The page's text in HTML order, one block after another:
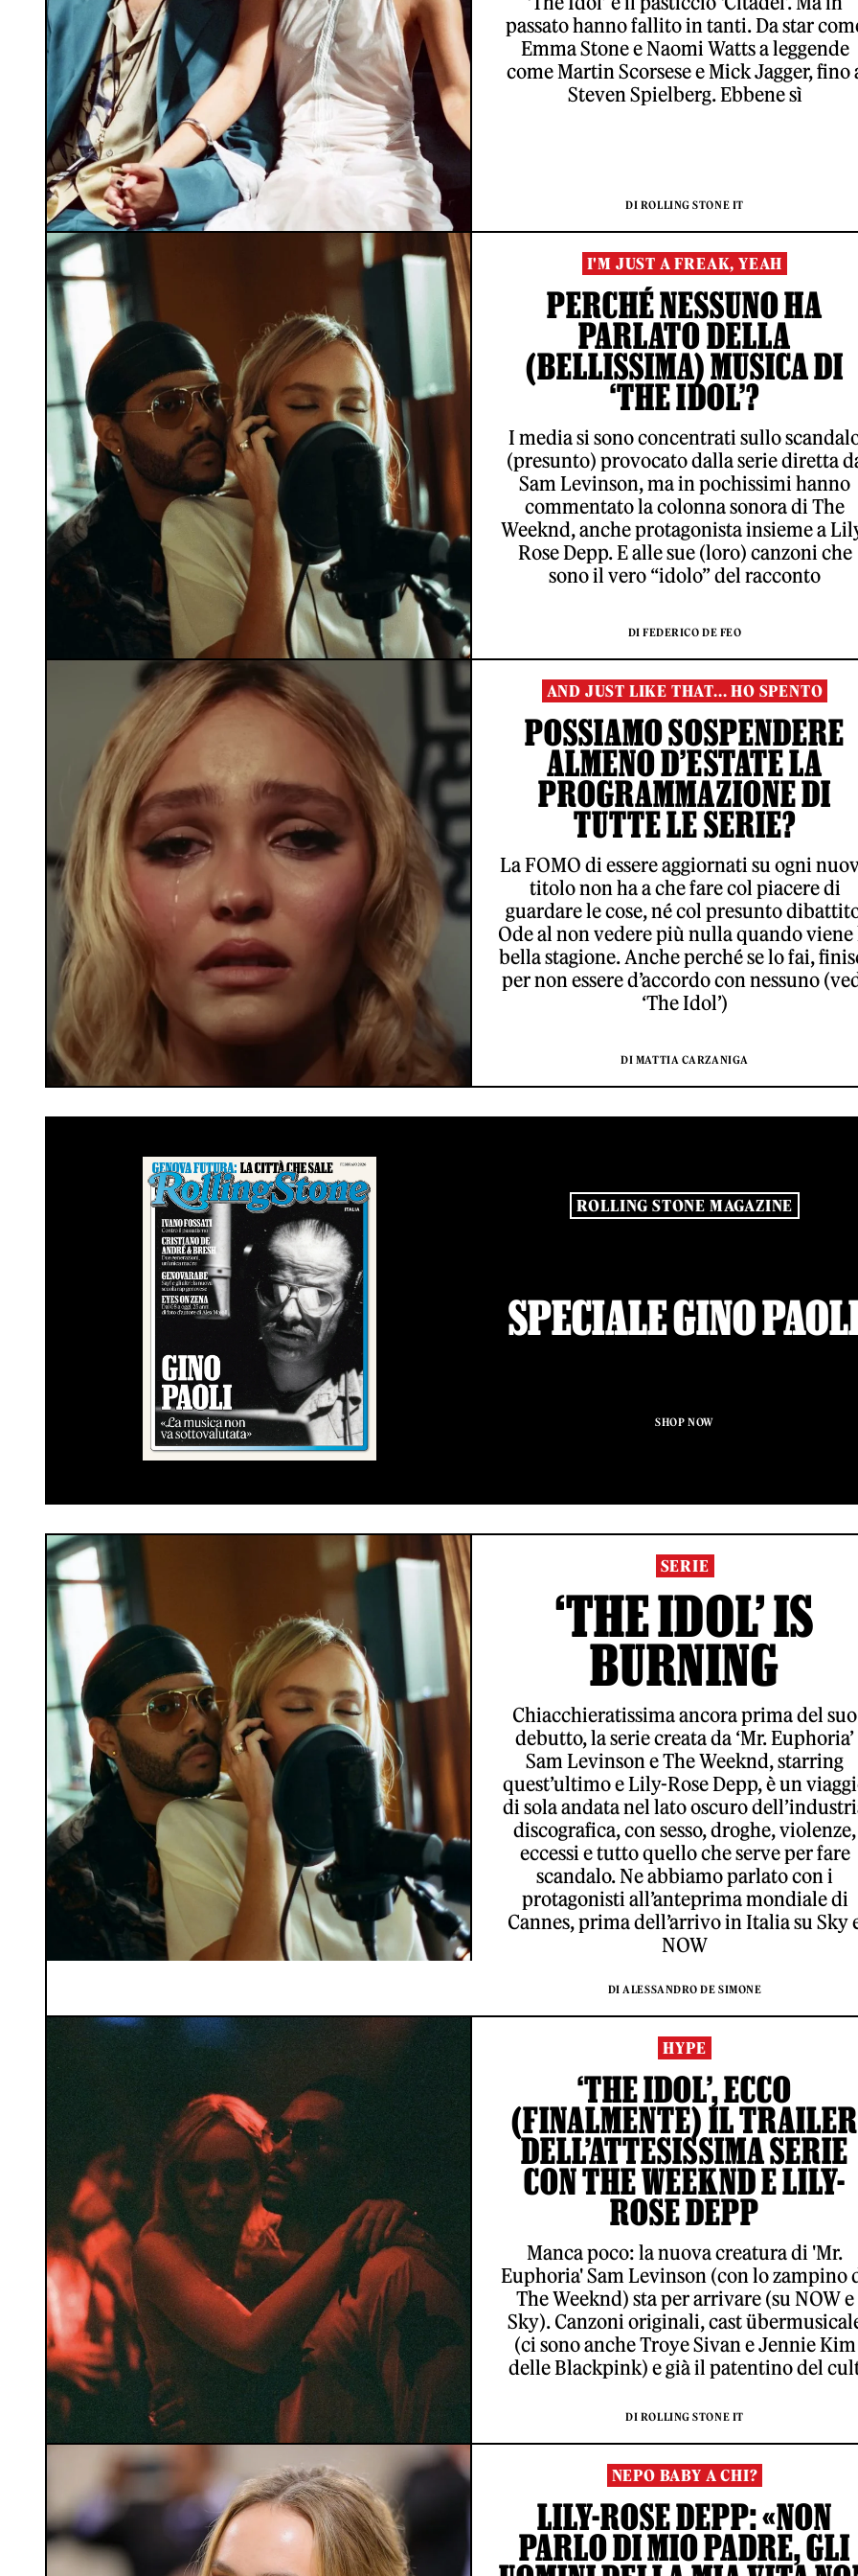
passato hanno fallito in tanti. Da star
Emma Stone e Naomi Watts a leggende
come Martin Scorsese e Mick Jagger, fino
Steven Spielberg. Ebbene sì
DI ROLLING STONE IT
I'M JUST A FREAK, YEAH
PERCHÉ NESSUNO HA
PARLATO DELLA
(BELLISSIMA) MUSICA DI
‘THE IDOL’?
I media si sono concentrati sullo
(presunto) provocato dalla serie diretta
Sam Levinson, ma in pochissimi hanno
commentato la colonna sonora di The
Weeknd, anche protagonista insieme a
Rose Depp. E alle sue (loro) canzoni che
sono il vero “idolo” del racconto
DI FEDERICO DE FEO
AND JUST LIKE THAT... HO SPENTO
POSSIAMO SOSPENDERE
ALMENO D’ESTATE LA
PROGRAMMAZIONE DI
TUTTE LE SERIE?
La FOMO di essere aggiornati su ogni
titolo non ha a che fare col piacere di
guardare le cose, né col presunto
Ode al non vedere più nulla quando viene
bella stagione. Anche perché se lo fai,
per non essere d’accordo con nessuno
‘The Idol’)
DI MATTIA CARZANIGA
ROLLING STONE MAGAZINE
SPECIALE GINO
SHOP NOW
SERIE
‘THE IDOL’ IS
BURNING
Chiacchieratissima ancora prima del suo
debutto, la serie creata da ‘Mr. Euphoria’
Sam Levinson e The Weeknd, starring
quest’ultimo e Lily-Rose Depp, è un
di sola andata nel lato oscuro
discografica, con sesso, droghe, violenze,
eccessi e tutto quello che serve per fare
scandalo. Ne abbiamo parlato con i
protagonisti all’anteprima mondiale di
Cannes, prima dell’arrivo in Italia su Sky
NOW
DI ALESSANDRO DE SIMONE
HYPE
‘THE IDOL’, ECCO
(FINALMENTE) IL TRAILER
DELL’ATTESISSIMA SERIE
CON THE WEEKND E LILY-
ROSE DEPP
Manca poco: la nuova creatura di 'Mr.
Euphoria' Sam Levinson (con lo zampino
The Weeknd) sta per arrivare (su NOW e
Sky). Canzoni originali, cast
(ci sono anche Troye Sivan e Jennie Kim
delle Blackpink) e già il patentino del
DI ROLLING STONE IT
NEPO BABY A CHI?
LILY-ROSE DEPP: «NON
PARLO DI MIO PADRE, GLI